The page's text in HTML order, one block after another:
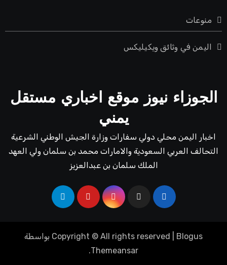
منوعات
اليمن في وثائق ويكيليكس
الجوزاء نيوز موقع اخباري مستقل
يمني
اخبار اليمن محلي دولي سفارات وزارة الجيش الوطني الشرعية
التحالف العربي السعودية والامارات محمد بن سلمان ولي العهد
الملك سلمان بن عبدالعزيز
Copyright © All rights reserved Blogus
بواسطة
Themeansar
.